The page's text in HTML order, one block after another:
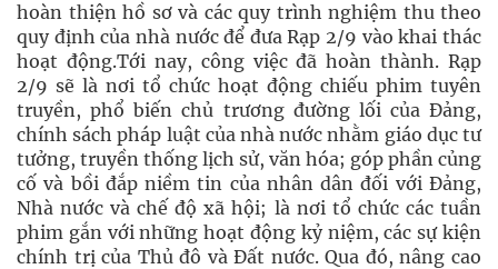
hoàn thiện hồ sơ và các quy trình nghiệm thu theo
quy định của nhà nước để đưa Rạp 2/9 vào khai thác
hoạt động.Tới nay, công việc đã hoàn thành. Rạp
2/9 sẽ là nơi tổ chức hoạt động chiếu phim tuyên
truyền, phổ biến chủ trương đường lối của Đảng,
chính sách pháp luật của nhà nước nhằm giáo dục tư
tưởng, truyền thống lịch sử, văn hóa; góp phần củng
cố và bồi đắp niềm tin của nhân dân đối với Đảng,
Nhà nước và chế độ xã hội; là nơi tổ chức các tuần
phim gắn với những hoạt động kỷ niệm, các sự kiện
chính trị của Thủ đô và Đất nước. Qua đó, nâng cao